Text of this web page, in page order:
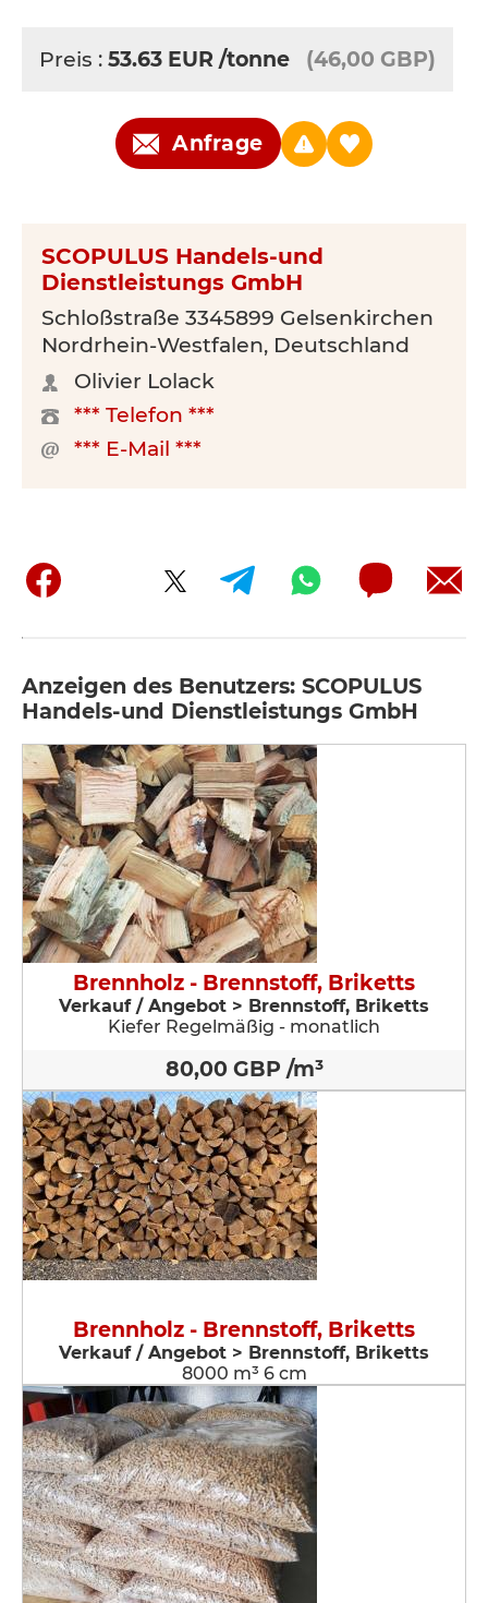
Preis : 53.63 EUR /tonne (46,00 GBP)
Anfrage
SCOPULUS Handels-und
Dienstleistungs GmbH
Schloßstraße 3345899 Gelsenkirchen
Nordrhein-Westfalen, Deutschland
Olivier Lolack
*** Telefon ***
*** E-Mail ***
Anzeigen des Benutzers: SCOPULUS
Handels-und Dienstleistungs GmbH
Brennholz - Brennstoff, Briketts
Verkauf / Angebot > Brennstoff, Briketts
Kiefer Regelmäßig - monatlich
80,00 GBP /m³
Brennholz - Brennstoff, Briketts
Verkauf / Angebot > Brennstoff, Briketts
8000 m³ 6 cm